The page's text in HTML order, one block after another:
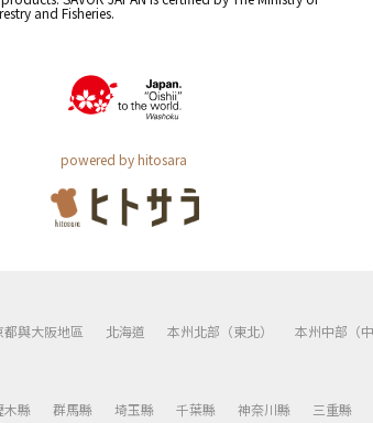
and Fisheries.
powered by hitosara
都與大阪地區 北海道 本州北部（東北） 本州中部（中
木縣 群馬縣 埼玉縣 千葉縣 神奈川縣 三重縣